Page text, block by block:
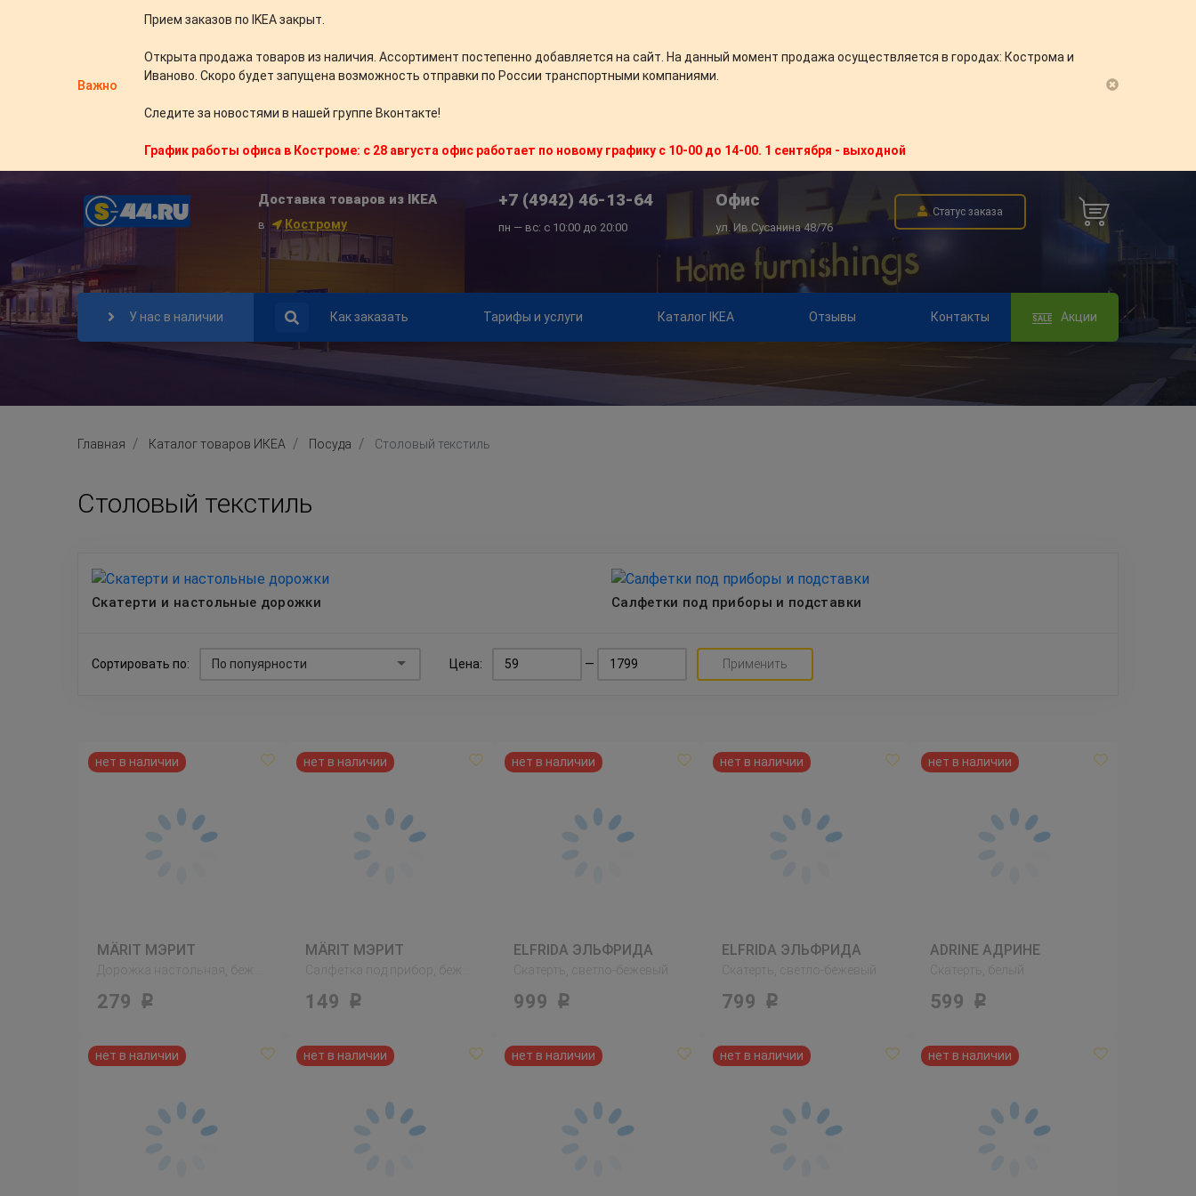
Важно
Прием заказов по IKEA закрыт.
Открыта продажа товаров из наличия. Ассортимент постепенно добавляется на сайт. На данный момент продажа осуществляется в городах: Кострома и
Иваново. Скоро будет запущена возможность отправки по России транспортными компаниями.
Следите за новостями в нашей группе Вконтакте!
График работы офиса в Костроме: с 28 августа офис работает по новому графику с 10-00 до 14-00. 1 сентября - выходной
Доставка товаров из IKEA
в Кострому
+7 (4942) 46-13-64
пн — вс: с 10:00 до 20:00
Офис
ул. Ив.Сусанина 48/76
Статус заказа
У нас в наличии Как заказать Тарифы и услуги Каталог IKEA Отзывы Контакты Акции
Главная Каталог товаров ИКЕА Посуда Столовый текстиль
Столовый текстиль
Скатерти и настольные дорожки Салфетки под приборы и подставки
Сортировать по: По попуярности Цена: — Применить
MÄRIT МЭРИТ
279 Р
MÄRIT МЭРИТ
149 Р
ELFRIDA ЭЛЬФРИДА
Скатерть, светло-бежевый
999 Р
ELFRIDA ЭЛЬФРИДА
Скатерть, светло-бежевый
799 Р
ADRINE АДРИНЕ
Скатерть, белый
599 Р